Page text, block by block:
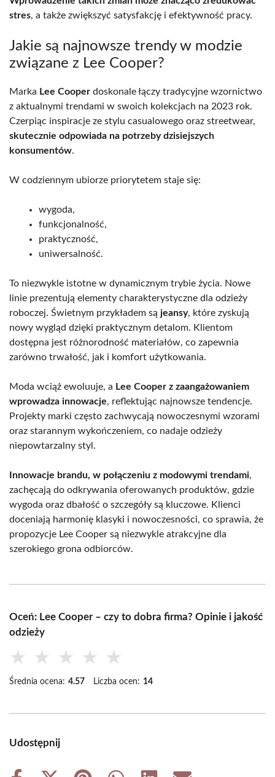
stres, a także zwiększyć satysfakcję i efektywność pracy.
Jakie są najnowsze trendy w modzie
związane z Lee Cooper?
Marka Lee Cooper doskonale łączy tradycyjne wzornictwo
z aktualnymi trendami w swoich kolekcjach na 2023 rok.
Czerpiąc inspiracje ze stylu casualowego oraz streetwear,
skutecznie odpowiada na potrzeby dzisiejszych
konsumentów.
W codziennym ubiorze priorytetem staje się:
wygoda,
funkcjonalność,
praktyczność,
uniwersalność.
To niezwykle istotne w dynamicznym trybie życia. Nowe
linie prezentują elementy charakterystyczne dla odzieży
roboczej. Świetnym przykładem są jeansy, które zyskują
nowy wygląd dzięki praktycznym detalom. Klientom
dostępna jest różnorodność materiałów, co zapewnia
zarówno trwałość, jak i komfort użytkowania.
Moda wciąż ewoluuje, a Lee Cooper z zaangażowaniem
wprowadza innowacje, reflektując najnowsze tendencje.
Projekty marki często zachwycają nowoczesnymi wzorami
oraz starannym wykończeniem, co nadaje odzieży
niepowtarzalny styl.
Innowacje brandu, w połączeniu z modowymi trendami,
zachęcają do odkrywania oferowanych produktów, gdzie
wygoda oraz dbałość o szczegóły są kluczowe. Klienci
doceniają harmonię klasyki i nowoczesności, co sprawia, że
propozycje Lee Cooper są niezwykle atrakcyjne dla
szerokiego grona odbiorców.
Oceń: Lee Cooper – czy to dobra firma? Opinie i jakość
odzieży
★ ★ ★ ★ ★
Średnia ocena: 4.57 Liczba ocen: 14
Udostępnij